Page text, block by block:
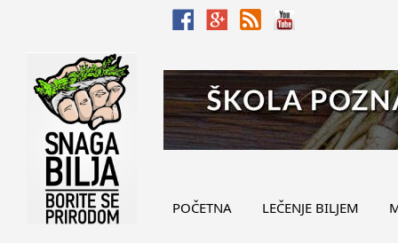
POČETNA LEČENJE BILJEM